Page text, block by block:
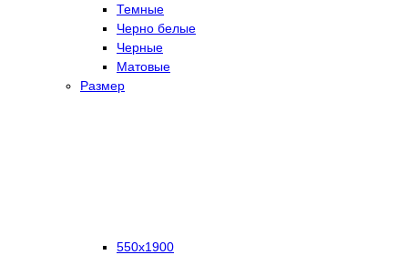
Темные
Черно белые
Черные
Матовые
Размер
550х1900